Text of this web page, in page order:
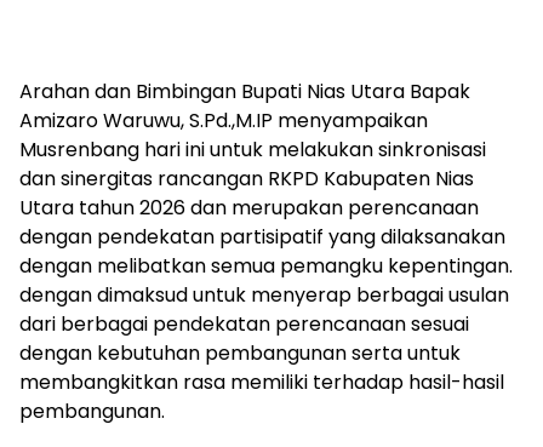
Arahan dan Bimbingan Bupati Nias Utara Bapak
Amizaro Waruwu, S.Pd.,M.IP menyampaikan
Musrenbang hari ini untuk melakukan sinkronisasi
dan sinergitas rancangan RKPD Kabupaten Nias
Utara tahun 2026 dan merupakan perencanaan
dengan pendekatan partisipatif yang dilaksanakan
dengan melibatkan semua pemangku kepentingan.
dengan dimaksud untuk menyerap berbagai usulan
dari berbagai pendekatan perencanaan sesuai
dengan kebutuhan pembangunan serta untuk
membangkitkan rasa memiliki terhadap hasil-hasil
pembangunan.